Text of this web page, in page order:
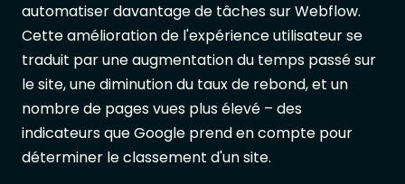
automatiser davantage de tâches sur Webflow.
Cette amélioration de l'expérience utilisateur se
traduit par une augmentation du temps passé sur
le site, une diminution du taux de rebond, et un
nombre de pages vues plus élevé – des
indicateurs que Google prend en compte pour
déterminer le classement d'un site.